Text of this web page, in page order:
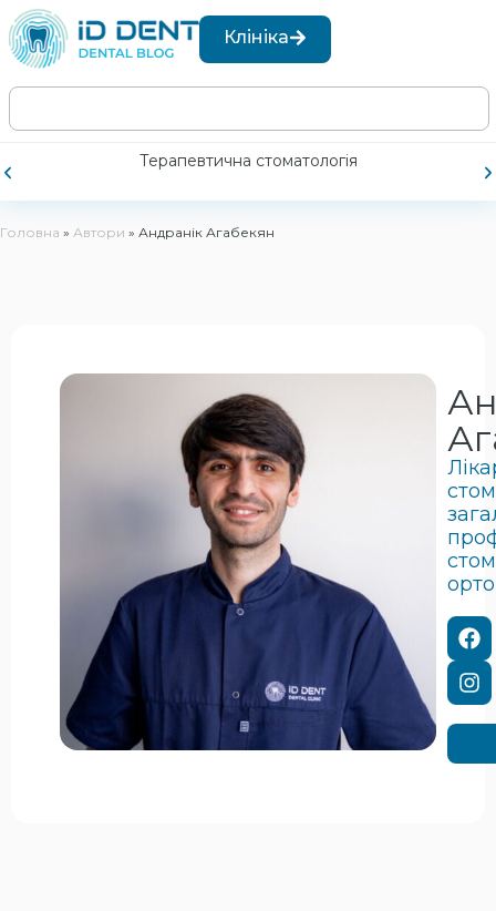
Клініка
Терапевтична стоматологія
Головна » Автори » Андранік Агабекян